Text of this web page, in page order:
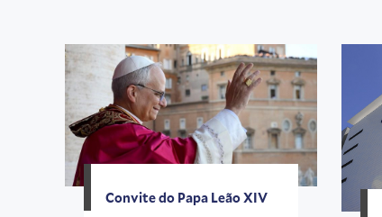
Convite do Papa Leão XIV